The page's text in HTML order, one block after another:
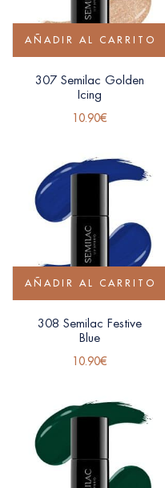
AÑADIR AL CARRITO
307 Semilac Golden
Icing
10.90€
AÑADIR AL CARRITO
308 Semilac Festive
Blue
10.90€